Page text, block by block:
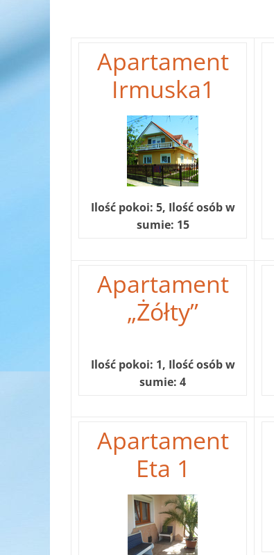
Apartament
Irmuska1
Ilość pokoi: 5, Ilość osób w
sumie: 15
Apartament
„Żółty”
Ilość pokoi: 1, Ilość osób w
sumie: 4
Apartament
Eta 1